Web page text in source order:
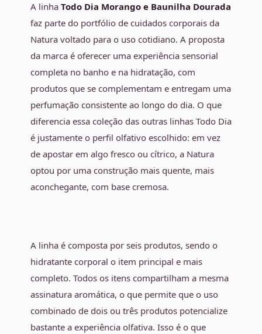
A linha Todo Dia Morango e Baunilha Dourada
faz parte do portfólio de cuidados corporais da
Natura voltado para o uso cotidiano. A proposta
da marca é oferecer uma experiência sensorial
completa no banho e na hidratação, com
produtos que se complementam e entregam uma
perfumação consistente ao longo do dia. O que
diferencia essa coleção das outras linhas Todo Dia
é justamente o perfil olfativo escolhido: em vez
de apostar em algo fresco ou cítrico, a Natura
optou por uma construção mais quente, mais
aconchegante, com base cremosa.
A linha é composta por seis produtos, sendo o
hidratante corporal o item principal e mais
completo. Todos os itens compartilham a mesma
assinatura aromática, o que permite que o uso
combinado de dois ou três produtos potencialize
bastante a experiência olfativa. Isso é o que